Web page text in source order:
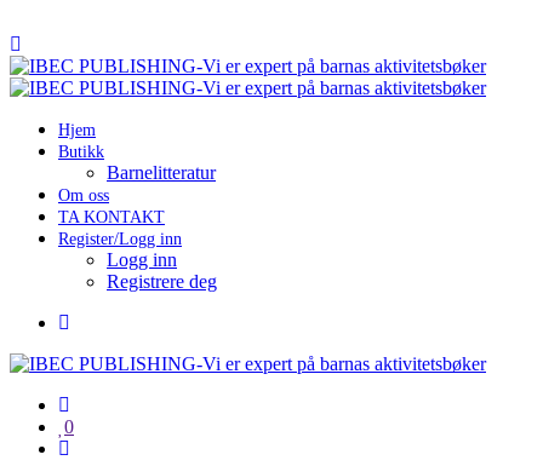
Hjem
Butikk
Barnelitteratur
Om oss
TA KONTAKT
Register/Logg inn
Logg inn
Registrere deg
0